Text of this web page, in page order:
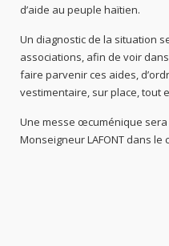
d’aide au peuple haïtien.
Un diagnostic de la situation
associations, afin de voir
faire parvenir ces aides,
vestimentaire, sur place, tout
Une messe œcuménique
Monseigneur LAFONT dans